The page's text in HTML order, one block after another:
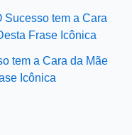
Sucesso tem a Cara
Frase Icônica
tem a Cara da Mãe
Icônica